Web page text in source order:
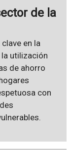
de la
en la
utilización
de ahorro
con